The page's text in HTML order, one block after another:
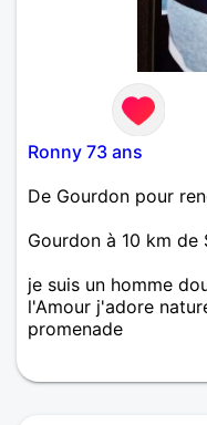
Ronny 73 ans
De Gourdon pour
Gourdon à 10 km de
je suis un homme
l'Amour j'adore
promenade